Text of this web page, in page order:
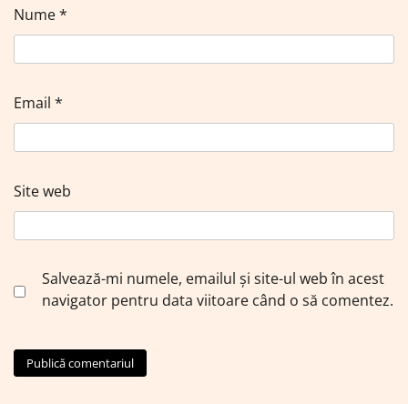
Nume*
Email *
Site web
Salvează-mi numele, emailul și site-ul web în acest
navigator pentru data viitoare când o să comentez.